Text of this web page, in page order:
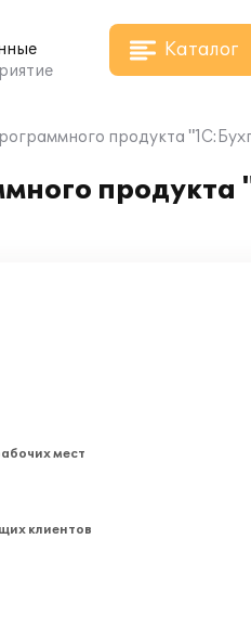
Каталог
продукта
мест
клиентов